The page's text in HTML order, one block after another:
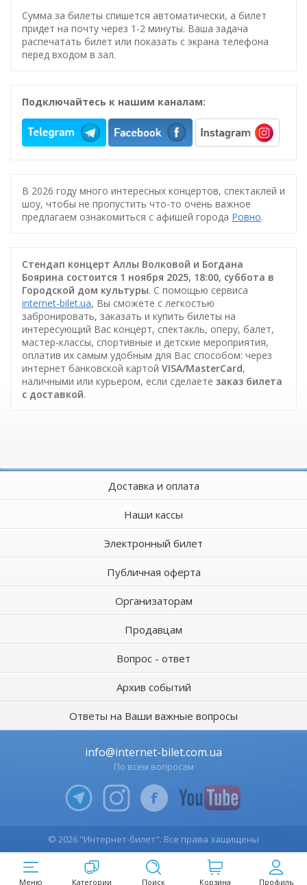
Сумма за билеты спишется автоматически, а билет
придет на почту через 1-2 минуты. Ваша задача
распечатать билет или показать с экрана телефона
перед входом в зал.
Подключайтесь к нашим каналам:
В 2026 году много интересных концертов, спектаклей и
шоу, чтобы не пропустить что-то очень важное
предлагаем ознакомиться с афишей города Ровно.
Стендап концерт Аллы Волковой и Богдана
Боярина состоится 1 ноября 2025, 18:00, суббота в
Городской дом культуры. С помощью сервиса
internet-bilet.ua, Вы сможете с легкостью
забронировать, заказать и купить билеты на
интересующий Вас концерт, спектакль, оперу, балет,
мастер-классы, спортивные и детские мероприятия,
оплатив их самым удобным для Вас способом: через
интернет банковской картой VISA/MasterCard,
наличными или курьером, если сделаете заказ билета
c доставкой.
Доставка и оплата
Наши кассы
Электронный билет
Публичная оферта
Организаторам
Продавцам
Вопрос - ответ
Архив событий
Ответы на Ваши важные вопросы
info@internet-bilet.com.ua
По всем вопросам
© 2026 "Интернет-билет". Все права защищены
Меню Категории Поиск Корзина Профиль